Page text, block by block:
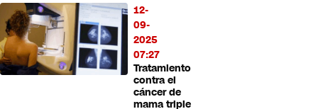
12-
09-
2025
07:27
Tratamiento
contra el
cáncer de
mama triple